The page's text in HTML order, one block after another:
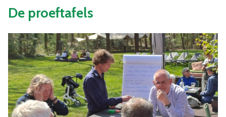
De proeftafels